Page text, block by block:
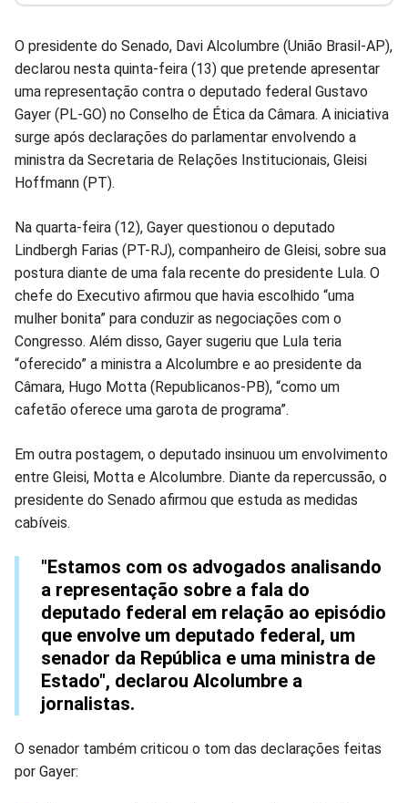
O presidente do Senado, Davi Alcolumbre (União Brasil-AP),
declarou nesta quinta-feira (13) que pretende apresentar
uma representação contra o deputado federal Gustavo
Gayer (PL-GO) no Conselho de Ética da Câmara. A iniciativa
surge após declarações do parlamentar envolvendo a
ministra da Secretaria de Relações Institucionais, Gleisi
Hoffmann (PT).
Na quarta-feira (12), Gayer questionou o deputado
Lindbergh Farias (PT-RJ), companheiro de Gleisi, sobre sua
postura diante de uma fala recente do presidente Lula. O
chefe do Executivo afirmou que havia escolhido “uma
mulher bonita” para conduzir as negociações com o
Congresso. Além disso, Gayer sugeriu que Lula teria
“oferecido” a ministra a Alcolumbre e ao presidente da
Câmara, Hugo Motta (Republicanos-PB), “como um
cafetão oferece uma garota de programa”.
Em outra postagem, o deputado insinuou um envolvimento
entre Gleisi, Motta e Alcolumbre. Diante da repercussão, o
presidente do Senado afirmou que estuda as medidas
cabíveis.
"Estamos com os advogados analisando
a representação sobre a fala do
deputado federal em relação ao episódio
que envolve um deputado federal, um
senador da República e uma ministra de
Estado", declarou Alcolumbre a
jornalistas.
O senador também criticou o tom das declarações feitas
por Gayer: